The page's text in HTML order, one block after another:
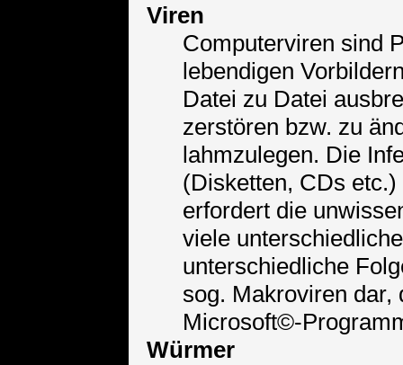
Viren
Computerviren sind
lebendigen
Datei zu Datei
zerstören bzw. zu
lahmzulegen. Die
(Disketten, CDs
erfordert die
viele
unterschiedliche
sog. Makroviren
Microsoft©-
Würmer